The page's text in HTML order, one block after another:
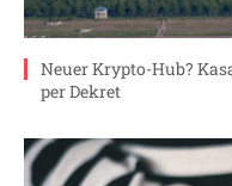
Neuer Krypto-Hub?
per Dekret